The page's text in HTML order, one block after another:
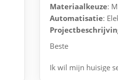
Materiaalkeuze:
Automatisatie:
Beste
Ik wil mijn huisige